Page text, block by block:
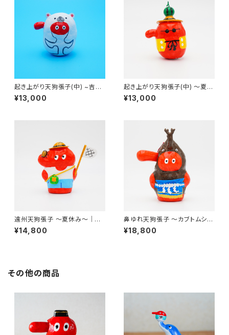
起き上がり天狗張子(中) ~吉兆
シロクマ~｜高さ約7cm
¥13,000
起き上がり天狗張子(中) 〜夏休
み〜｜高さ約8cm
¥13,000
遠州天狗張子 〜夏休み〜｜高
さ約11.5cm
¥14,800
鼻ゆれ天狗張子 〜カブトムシの
山〜｜高さ約18cm
¥18,800
その他の商品